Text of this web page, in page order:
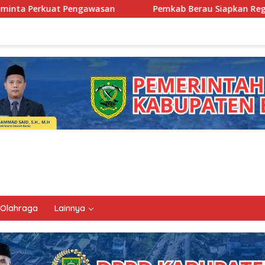
Pemkab Berau Siapkan Regenerasi Pejabat, Empat
Olahraga Lainnya